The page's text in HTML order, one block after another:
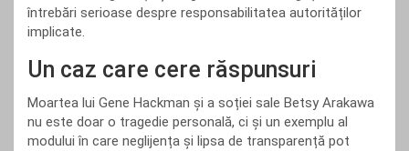
întrebări serioase despre responsabilitatea autorităților
implicate.
Un caz care cere răspunsuri
Moartea lui Gene Hackman și a soției sale Betsy Arakawa
nu este doar o tragedie personală, ci și un exemplu al
modului în care neglijența și lipsa de transparență pot